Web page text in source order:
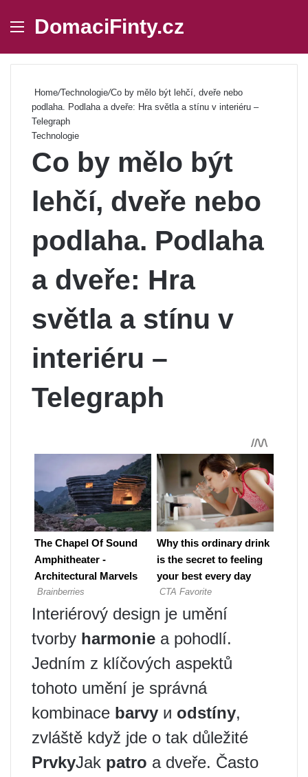
Menu
DomaciFinty.cz
Home/Technologie/Co by mělo být lehčí, dveře nebo
podlaha. Podlaha a dveře: Hra světla a stínu v interiéru –
Telegraph
Technologie
Co by mělo být
lehčí, dveře nebo
podlaha. Podlaha
a dveře: Hra
světla a stínu v
interiéru –
Telegraph
Interiérový design je umění
tvorby harmonie a pohodlí.
Jedním z klíčových aspektů
tohoto umění je správná
kombinace barvy и odstíny,
zvláště když jde o tak důležité
PrvkyJak patro a dveře. Často